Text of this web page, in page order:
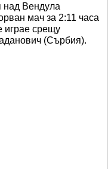
над Вендула
мач за 2:11 часа
играе срещу
(Сърбия).